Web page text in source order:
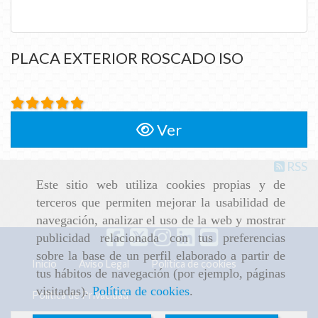
Este sitio web utiliza cookies propias y de
terceros que permiten mejorar la usabilidad de
navegación, analizar el uso de la web y mostrar
publicidad relacionada con tus preferencias
sobre la base de un perfil elaborado a partir de
tus hábitos de navegación (por ejemplo, páginas
visitadas).Política de cookies.
PLACA EXTERIOR ROSCADO ISO
Ver
RSS
Inicio Aviso Legal Política de cookies
Política de Privacidad